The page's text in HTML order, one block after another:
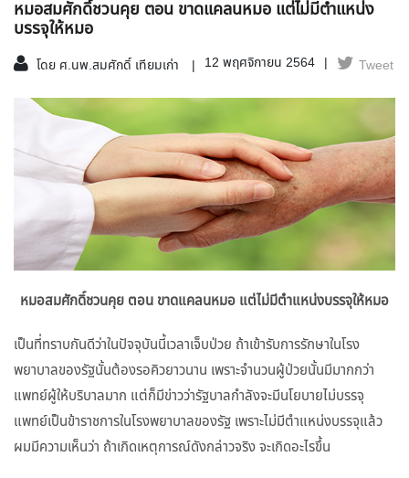
หมอสมศักดิ์ชวนคุย ตอน ขาดแคลนหมอ แต่ไม่มีตำแหน่ง
บรรจุให้หมอ
โดย ศ.นพ.สมศักดิ์ เทียมเก่า 12 พฤศจิกายน 2564 Tweet
หมอสมศักดิ์ชวนคุย ตอน ขาดแคลนหมอ แต่ไม่มีตำแหน่งบรรจุให้หมอ
เป็นที่ทราบกันดีว่าในปัจจุบันนี้เวลาเจ็บป่วย ถ้าเข้ารับการรักษาในโรง
พยาบาลของรัฐนั้นต้องรอคิวยาวนาน เพราะจำนวนผู้ป่วยนั้นมีมากกว่า
แพทย์ผู้ให้บริบาลมาก แต่ก็มีข่าวว่ารัฐบาลกำลังจะมีนโยบายไม่บรรจุ
แพทย์เป็นข้าราชการในโรงพยาบาลของรัฐ เพราะไม่มีตำแหน่งบรรจุแล้ว
ผมมีความเห็นว่า ถ้าเกิดเหตุการณ์ดังกล่าวจริง จะเกิดอะไรขึ้น